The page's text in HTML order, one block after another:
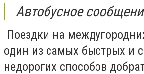
Автобусное
Поездки на
один из самых быстрых и
недорогих способов